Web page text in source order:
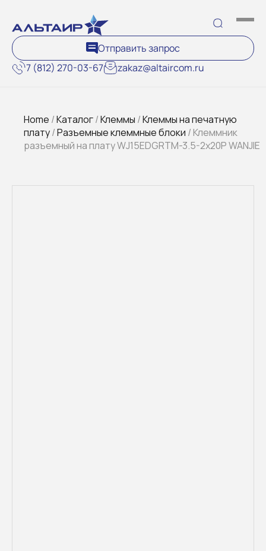
7 (812) 270-03-67 zakaz@altaircom.ru
Отправить запрос
Home /Каталог/Клеммы /Клеммы на печатную
плату/Разъемные клеммные блоки / Клеммник
разъемный на плату WJ15EDGRTM-3.5-2x20P WANJIE